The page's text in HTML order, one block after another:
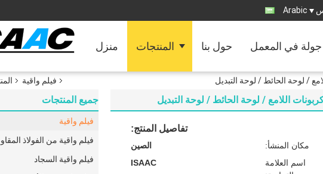
Arabic
منزل المنتجات حول بنا جولة في المعمل
فيلم واقية / لوحة الحائط / لوحة التبديل
جميع المنتجات
فيلم واقية
فيلم واقية من الفولاذ
فيلم واقية السجاد
اللامع / لوحة الحائط / لوحة التبديل
تفاصيل المنتج:
مكان المنشأ:
الصين
اسم العلامة
ISAAC